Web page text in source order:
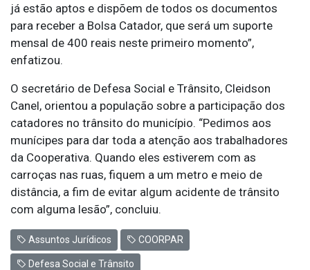
já estão aptos e dispõem de todos os documentos
para receber a Bolsa Catador, que será um suporte
mensal de 400 reais neste primeiro momento”,
enfatizou.
O secretário de Defesa Social e Trânsito, Cleidson
Canel, orientou a população sobre a participação dos
catadores no trânsito do município. “Pedimos aos
munícipes para dar toda a atenção aos trabalhadores
da Cooperativa. Quando eles estiverem com as
carroças nas ruas, fiquem a um metro e meio de
distância, a fim de evitar algum acidente de trânsito
com alguma lesão”, concluiu.
Assuntos Jurídicos COORPAR
Defesa Social e Trânsito